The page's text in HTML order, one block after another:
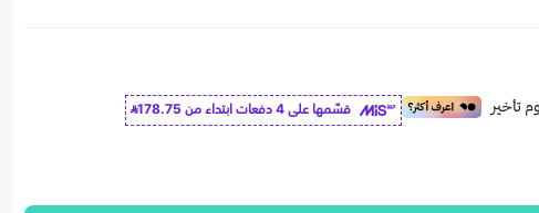
قسّمها على 4 دفعات ابتداء من
178.75